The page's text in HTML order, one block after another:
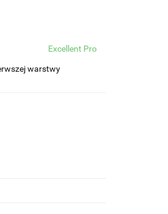
Excellent Pro
warstwy